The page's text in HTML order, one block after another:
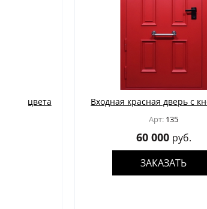
Входная красная дверь с кнокером
руб.
ЗАКАЗАТЬ